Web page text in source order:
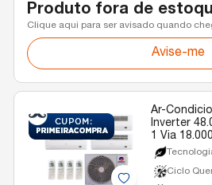
Produto fora de
Clique aqui para ser avisado quando
Avise-me
Ar-
Inverter
1 Via
Ciclo